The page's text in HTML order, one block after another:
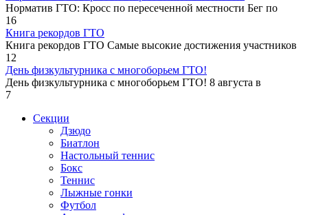
Норматив ГТО: Кросс по пересеченной местности Бег по
16
Книга рекордов ГТО
Книга рекордов ГТО Самые высокие достижения участников
12
День физкультурника с многоборьем ГТО!
День физкультурника с многоборьем ГТО! 8 августа в
7
Секции
Дзюдо
Биатлон
Настольный теннис
Бокс
Теннис
Лыжные гонки
Футбол